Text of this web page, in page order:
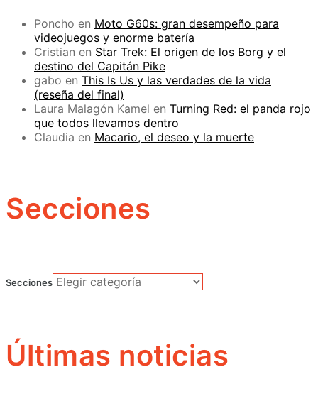
Poncho en Moto G60s: gran desempeño para
videojuegos y enorme batería
Cristian en Star Trek: El origen de los Borg y el
destino del Capitán Pike
gabo en This Is Us y las verdades de la vida
(reseña del final)
Laura Malagón Kamel en Turning Red: el panda rojo
que todos llevamos dentro
Claudia en Macario, el deseo y la muerte
Secciones
Secciones
Últimas noticias